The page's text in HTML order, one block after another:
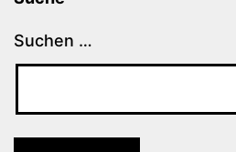
Suchen …